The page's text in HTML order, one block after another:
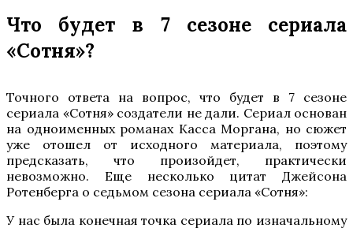
Что будет в 7 сезоне сериала
«Сотня»?
Точного ответа на вопрос, что будет в 7 сезоне
сериала «Сотня» создатели не дали. Сериал основан
на одноименных романах Касса Моргана, но сюжет
уже отошел от исходного материала, поэтому
предсказать, что произойдет, практически
невозможно. Еще несколько цитат Джейсона
Ротенберга о седьмом сезона сериала «Сотня»:
У нас была конечная точка сериала по изначальному